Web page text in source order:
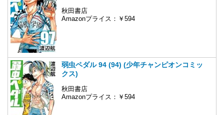
秋田書店
Amazonプライス：￥594
弱虫ペダル 94 (94) (少年チャンピオンコミッ
クス)
秋田書店
Amazonプライス：￥594